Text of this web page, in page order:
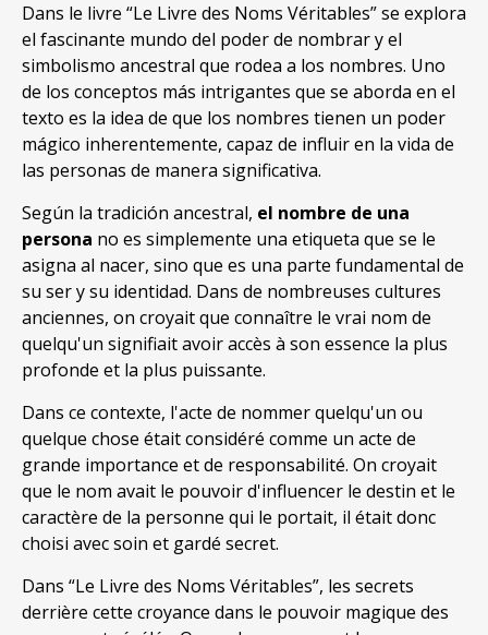
Dans le livre “Le Livre des Noms Véritables”se explora
el fascinante mundo del poder de nombrar y el
simbolismo ancestral que rodea a los nombres. Uno
de los conceptos más intrigantes que se aborda en el
texto es la idea de que los nombres tienen un poder
mágico inherentemente, capaz de influir en la vida de
las personas de manera significativa.
Según la tradición ancestral, el nombre de una
persona no es simplemente una etiqueta que se le
asigna al nacer, sino que es una parte fundamental de
su ser y su identidad. Dans de nombreuses cultures
anciennes, on croyait que connaître le vrai nom de
quelqu'un signifiait avoir accès à son essence la plus
profonde et la plus puissante.
Dans ce contexte, l'acte de nommer quelqu'un ou
quelque chose était considéré comme un acte de
grande importance et de responsabilité. On croyait
que le nom avait le pouvoir d'influencer le destin et le
caractère de la personne qui le portait, il était donc
choisi avec soin et gardé secret.
Dans “Le Livre des Noms Véritables”, les secrets
derrière cette croyance dans le pouvoir magique des